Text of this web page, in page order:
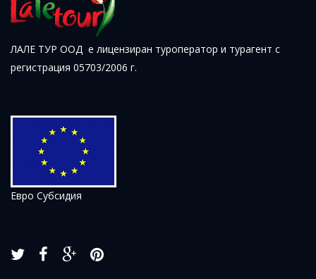
ЛАЛЕ ТУР ООД е лицензиран туроператор и турагент с
регистрация 05703/2006 г.
Евро Субсидия